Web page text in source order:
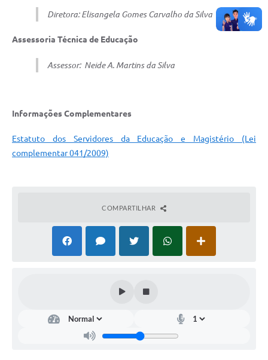
Diretora:Elisangela Gomes Carvalho da Silva
Assessoria Técnica de Educação
Assessor: Neide A. Martins da Silva
Informações Complementares
Estatuto dos Servidores da Educação e Magistério (Lei
complementar 041/2009)
COMPARTILHAR